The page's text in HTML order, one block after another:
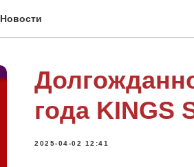
Новости
года KINGS
2025-04-02 12:41